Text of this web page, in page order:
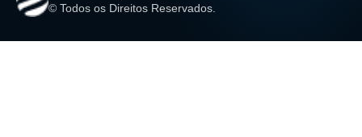
© Todos os Direitos Reservados.